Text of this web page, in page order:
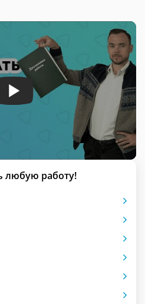
работу!